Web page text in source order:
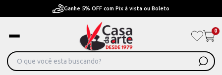
Ganhe 5% OFF com Pix à vista ou Boleto
0